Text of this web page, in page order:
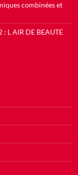
combinées et
: L AIR DE BEAUTE